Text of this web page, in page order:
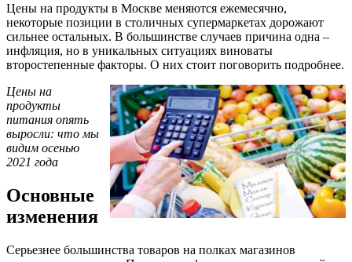
Цены на продукты в Москве меняются ежемесячно,
некоторые позиции в столичных супермаркетах дорожают
сильнее остальных. В большинстве случаев причина одна –
инфляция, но в уникальных ситуациях виноваты
второстепенные факторы. О них стоит поговорить подробнее.
Цены на
продукты
питания опять
выросли: что мы
видим осенью
2021 года
Основные
изменения
Серьезнее большинства товаров на полках магазинов